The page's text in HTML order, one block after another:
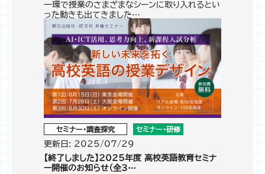
一環で授業のさまざまなシーンに取り入れるとい
った動きも出てきました…
セミナー・調査探究 セミナー・研修
更新日: 2025/07/29
【終了しました】2025年度 高校英語教育セミナ
ー開催のお知らせ（全3…